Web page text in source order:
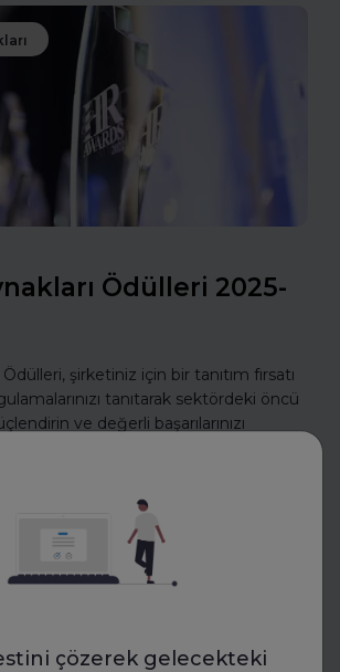
çözerek gelecekteki
Ödülleri 2025-
şirketiniz için bir tanıtım fırsatı
tanıtarak sektördeki öncü
ve değerli başarılarınızı